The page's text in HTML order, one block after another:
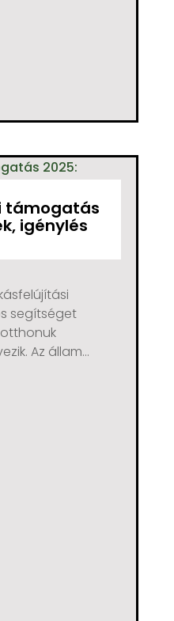
támogatás
igénylés
segítséget
Az állam...